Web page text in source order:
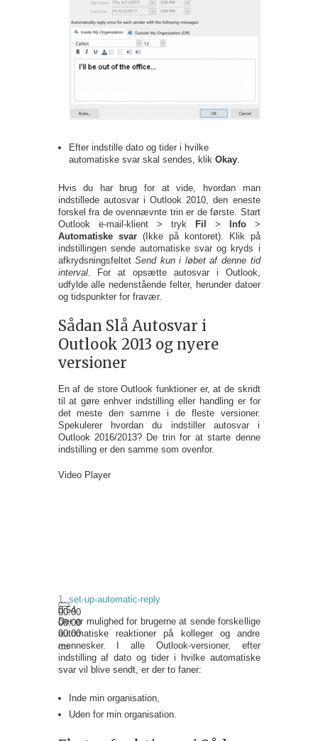
Efter indstille dato og tider i hvilke
automatiske svar skal sendes, klik Okay.
Hvis du har brug for at vide, hvordan man
indstillede autosvar i Outlook 2010, den eneste
forskel fra de ovennævnte trin er de første. Start
Outlook e-mail-klient > tryk Fil > Info>
Automatiske svar(Ikke på kontoret). Klik på
indstillingen sende automatiske svar og kryds i
afkrydsningsfeltetSend kun i løbet af denne tid
interval. For at opsætte autosvar i Outlook,
udfylde alle nedenstående felter, herunder datoer
og tidspunkter for fravær.
Sådan Slå Autosvar i
Outlook 2013 og nyere
versioner
En af de store Outlook funktioner er, at de skridt
til at gøre enhver indstilling eller handling er for
det meste den samme i de fleste versioner.
Spekulerer hvordan du indstiller autosvar i
Outlook 2016/2013? De trin for at starte denne
indstilling er den samme som ovenfor.
Video Player
00:00
00:00
00:00
1. set-up-automatic-reply
0:54
Der er mulighed for brugerne at sende forskellige
automatiske reaktioner på kolleger og andre
mennesker. I alle Outlook-versioner, efter
indstilling af dato og tider i hvilke automatiske
svar vil blive sendt, er der to faner:
Inde min organisation,
Uden for min organisation.